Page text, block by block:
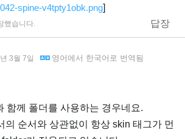
spine-v4tpty1obk.png]
답장
했습니다.
3월 7일 영어 에서 한국어 로 번역됨
함께 폴더를 사용하는 경우네요.
의 순서와 상관없이 항상 skin 태그가 먼